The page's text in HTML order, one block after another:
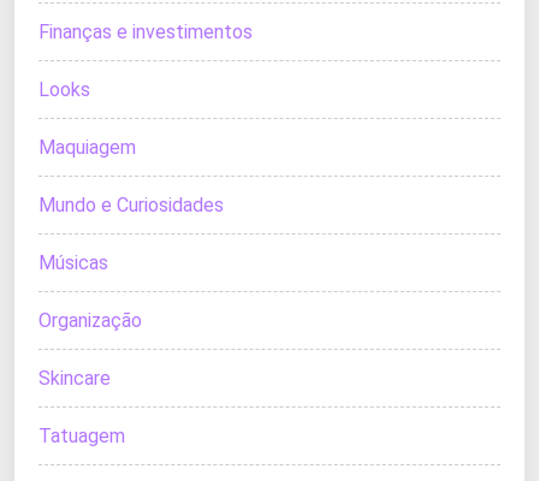
Finanças e investimentos
Looks
Maquiagem
Mundo e Curiosidades
Músicas
Organização
Skincare
Tatuagem